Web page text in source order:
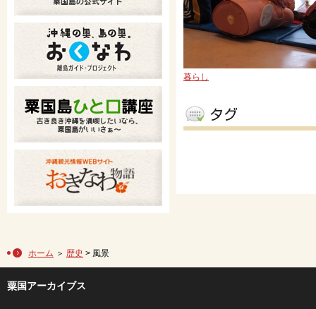
暮らし
ホーム ＞ 歴史 > 風景
粟国アーカイブス